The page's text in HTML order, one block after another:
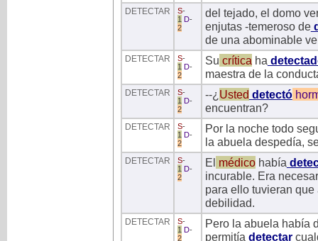
DETECTAR S-
1
D-
2
del tejado, el domo
enjutas -temeroso de
de una abominable
DETECTAR S-
1
D-
2
Su crítica ha
maestra de la
DETECTAR S-
1
D-
2
--¿ Usted detectó
encuentran?
DETECTAR S-
1
D-
2
Por la noche todo
la abuela despedía,
DETECTAR S-
1
D-
2
El médicohabía
incurable. Era
para ello tuvieran
debilidad.
DETECTAR S-
1
D-
2
Pero la abuela había
permitía detectar